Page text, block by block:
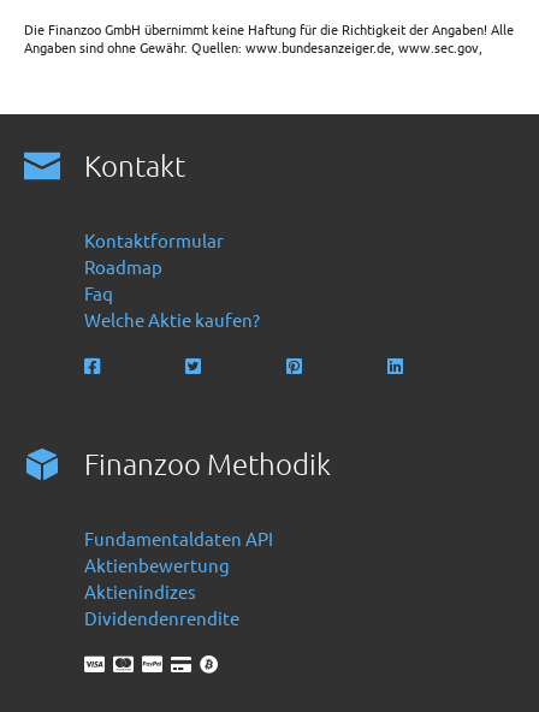
Die Finanzoo GmbH übernimmt keine Haftung für die Richtigkeit der Angaben! Alle
Angaben sind ohne Gewähr. Quellen: www.bundesanzeiger.de, www.sec.gov,
Kontakt
Kontaktformular
Roadmap
Faq
Welche Aktie kaufen?
Finanzoo Methodik
Fundamentaldaten API
Aktienbewertung
Aktienindizes
Dividendenrendite